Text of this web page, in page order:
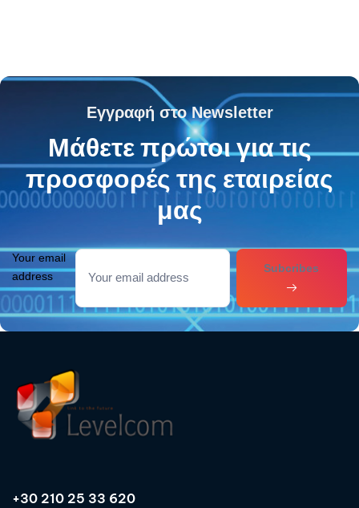
Εγγραφή στο Newsletter
Μάθετε πρώτοι για τις
προσφορές της εταιρείας
μας
Your email
address
Subcribes
+30 210 25 33 620